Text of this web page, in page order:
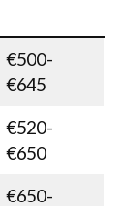
€500-
€645
€520-
€650
€650-